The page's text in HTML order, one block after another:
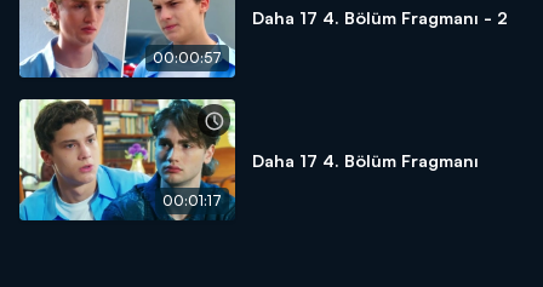
00:00:57
Daha 17 4. Bölüm Fragmanı - 2
00:01:17
Daha 17 4. Bölüm Fragmanı